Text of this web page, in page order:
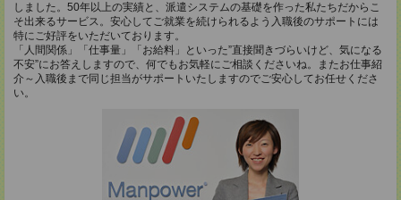
しました。50年以上の実績と、派遣システムの基礎を作った私たちだからこ
そ出来るサービス。安心してご就業を続けられるよう入職後のサポートには
特にご好評をいただいております。
「人間関係」「仕事量」「お給料」といった”直接聞きづらいけど、気になる
不安”にお答えしますので、何でもお気軽にご相談くださいね。またお仕事紹
介～入職後まで同じ担当がサポートいたしますのでご安心してお任せくださ
い。